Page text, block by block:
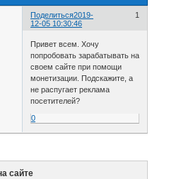
Поделиться 1
2019-
12-05 10:30:46
Привет всем. Хочу
попробовать зарабатывать на
своем сайте при помощи
монетизации. Подскажите, а
не распугает реклама
посетителей?
0
сайте